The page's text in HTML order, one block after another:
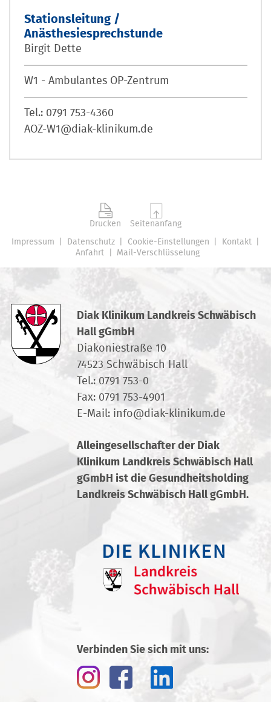
Stationsleitung /
Anästhesiesprechstunde
Birgit Dette
W1 - Ambulantes OP-Zentrum
Tel.: 0791 753-4360
AOZ-W1@diak-klinikum.de
Impressum Datenschutz Cookie-Einstellungen
Kontakt
Anfahrt
Mail-Verschlüsselung
Drucken Seitenanfang
Diak Klinikum Landkreis Schwäbisch
Hall gGmbH
Diakoniestraße 10
74523 Schwäbisch Hall
Tel.: 0791 753-0
Fax: 0791 753-4901
E-Mail: info@diak-klinikum.de
Alleingesellschafter der Diak
Klinikum Landkreis Schwäbisch Hall
gGmbH ist die Gesundheitsholding
Landkreis Schwäbisch Hall gGmbH.
Verbinden Sie sich mit uns: